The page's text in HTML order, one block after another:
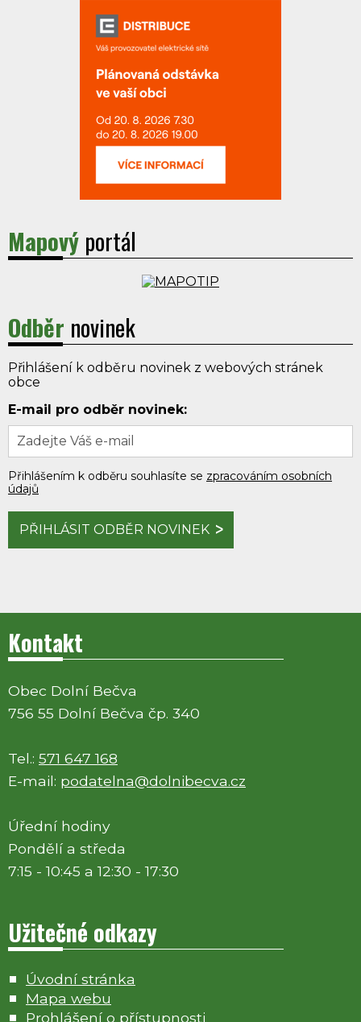
Mapový portál
Odběr novinek
Přihlášení k odběru novinek z webových stránek
obce
E-mail pro odběr novinek:
Přihlášením k odběru souhlasíte se zpracováním osobních
údajů
PŘIHLÁSIT ODBĚR NOVINEK
Kontakt
Obec Dolní Bečva
756 55 Dolní Bečva čp. 340
Tel.: 571 647 168
E-mail: podatelna@dolnibecva.cz
Úřední hodiny
Pondělí a středa
7:15 - 10:45 a 12:30 - 17:30
Užitečné odkazy
Úvodní stránka
Mapa webu
Prohlášení o přístupnosti